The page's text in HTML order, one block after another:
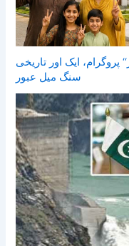
پروگرام، ایک اور تاریخی
سنگ میل عبور